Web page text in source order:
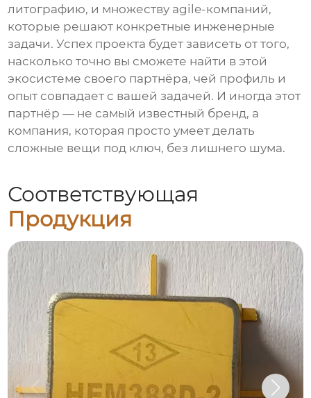
литографию, и множеству agile-компаний,
которые решают конкретные инженерные
задачи. Успех проекта будет зависеть от того,
насколько точно вы сможете найти в этой
экосистеме своего партнёра, чей профиль и
опыт совпадает с вашей задачей. И иногда этот
партнёр — не самый известный бренд, а
компания, которая просто умеет делать
сложные вещи под ключ, без лишнего шума.
Соответствующая
Продукция